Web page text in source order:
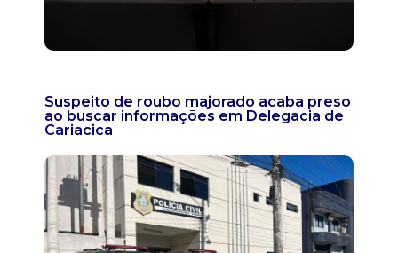
Suspeito de roubo majorado acaba preso
ao buscar informações em Delegacia de
Cariacica